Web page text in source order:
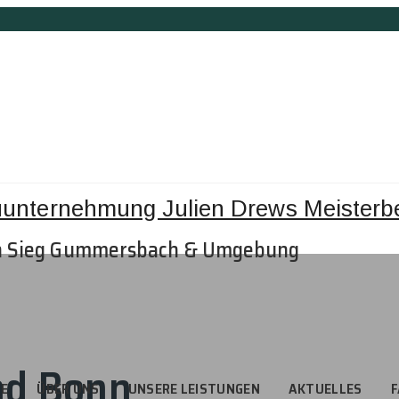
Gummersbach & Umgebung
ÜBER UNS UNSERE LEISTUNGEN AKTUELLES